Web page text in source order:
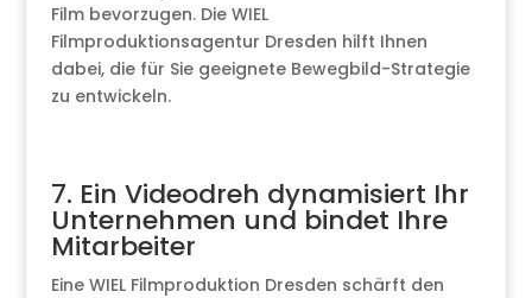
Film bevorzugen. Die WIEL
Filmproduktionsagentur Dresden hilft Ihnen
dabei, die für Sie geeignete Bewegbild-Strategie
zu entwickeln.
7. Ein Videodreh dynamisiert Ihr
Unternehmen und bindet Ihre
Mitarbeiter
Eine WIEL Filmproduktion Dresden schärft den